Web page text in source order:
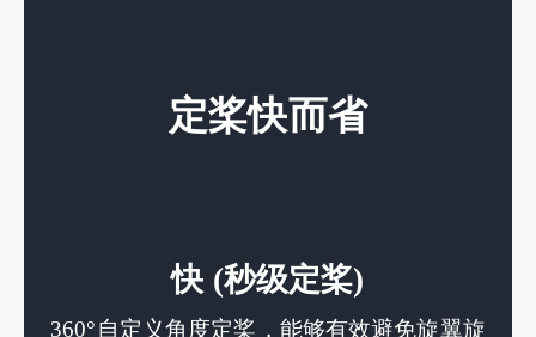
定桨快而省
快 (秒级定桨)
360°自定义角度定桨，能够有效避免旋翼旋